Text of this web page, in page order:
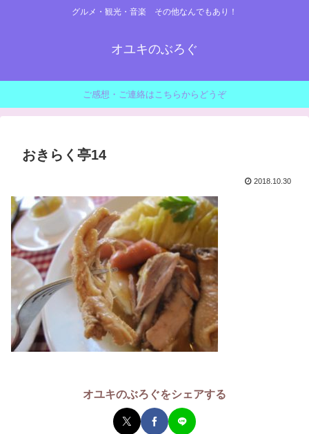
グルメ・観光・音楽 その他なんでもあり！
オユキのぶろぐ
ご感想・ご連絡はこちらからどうぞ
おきらく亭14
2018.10.30
オユキのぶろぐをシェアする